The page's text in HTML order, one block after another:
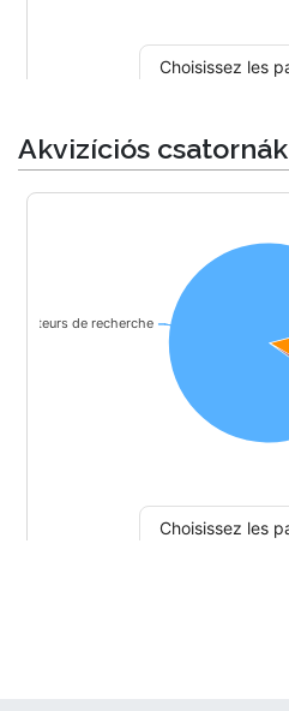
Akvizíciós csatornák